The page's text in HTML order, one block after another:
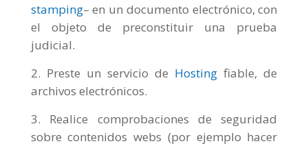
stamping– en un documento electrónico, con
el objeto de preconstituir una prueba
judicial.
Preste un servicio de Hosting fiable, de
archivos electrónicos.
Realice comprobaciones de seguridad
sobre contenidos webs (por ejemplo hacer